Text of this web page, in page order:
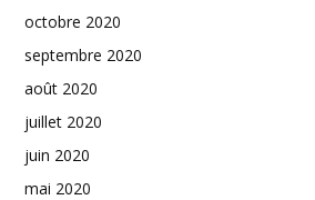
octobre 2020
septembre 2020
août 2020
juillet 2020
juin 2020
mai 2020